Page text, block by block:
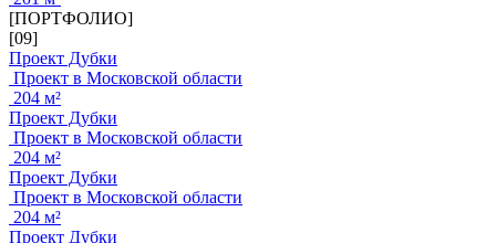
[ПОРТФОЛИО]
[09]
Проект Дубки
Проект в Московской области
204 м²
Проект Дубки
Проект в Московской области
204 м²
Проект Дубки
Проект в Московской области
204 м²
Проект Дубки